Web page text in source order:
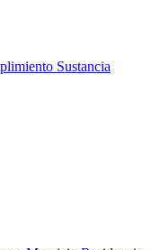
Sustancia